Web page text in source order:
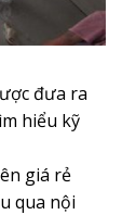
đưa ra
hiểu kỹ
giá rẻ
qua nội